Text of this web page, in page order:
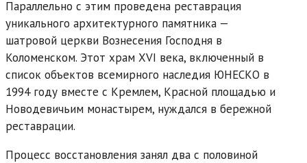
Параллельно с этим проведена реставрация
уникального архитектурного памятника —
шатровой церкви Вознесения Господня в
Коломенском. Этот храм XVI века, включенный в
список объектов всемирного наследия ЮНЕСКО в
1994 году вместе с Кремлем, Красной площадью и
Новодевичьим монастырем, нуждался в бережной
реставрации.
Процесс восстановления занял два с половиной